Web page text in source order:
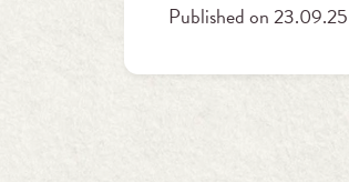
Published on 23.09.25